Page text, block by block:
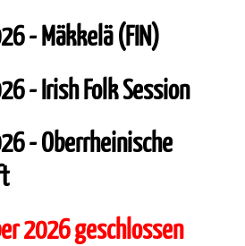
- Mäkkelä (FIN)
- Irish Folk Session
- Oberrheinische
2026 geschlossen